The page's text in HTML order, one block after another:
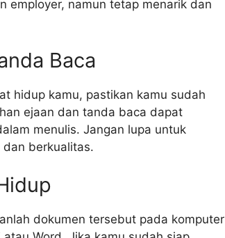
employer, namun tetap menarik dan
Baca
hidup kamu, pastikan kamu sudah
ejaan dan tanda baca dapat
menulis. Jangan lupa untuk
berkualitas.
dokumen tersebut pada komputer